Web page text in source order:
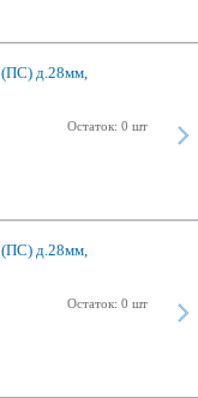
(ПС) д.28мм,
Остаток: 0 шт
(ПС) д.28мм,
Остаток: 0 шт